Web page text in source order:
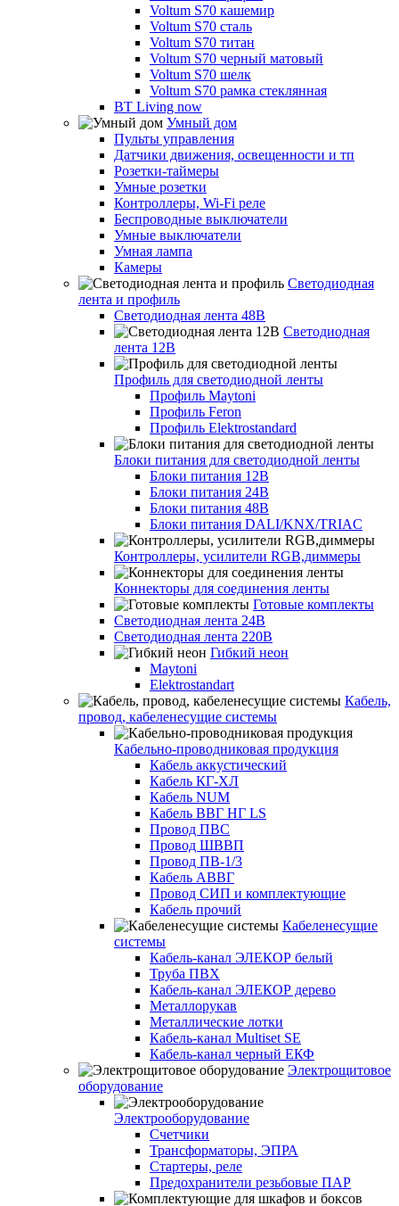
Voltum S70 кашемир
Voltum S70 сталь
Voltum S70 титан
Voltum S70 черный матовый
Voltum S70 шелк
Voltum S70 рамка стеклянная
BT Living now
Умный дом
Пульты управления
Датчики движения, освещенности и тп
Розетки-таймеры
Умные розетки
Контроллеры, Wi-Fi реле
Беспроводные выключатели
Умные выключатели
Умная лампа
Камеры
Светодиодная
лента и профиль
Светодиодная лента 48В
Светодиодная
лента 12В
Профиль для светодиодной ленты
Профиль Maytoni
Профиль Feron
Профиль Elektrostandard
Блоки питания для светодиодной ленты
Блоки питания 12В
Блоки питания 24В
Блоки питания 48В
Блоки питания DALI/KNX/TRIAC
Контроллеры, усилители RGB,диммеры
Коннекторы для соединения ленты
Готовые комплекты
Светодиодная лента 24В
Светодиодная лента 220В
Гибкий неон
Maytoni
Elektrostandart
Кабель,
провод, кабеленесущие системы
Кабельно-проводниковая продукция
Кабель аккустический
Кабель КГ-ХЛ
Кабель NUM
Кабель ВВГ НГ LS
Провод ПВС
Провод ШВВП
Провод ПВ-1/3
Кабель АВВГ
Провод СИП и комплектующие
Кабель прочий
Кабеленесущие
системы
Кабель-канал ЭЛЕКОР белый
Труба ПВХ
Кабель-канал ЭЛЕКОР дерево
Металлорукав
Металлические лотки
Кабель-канал Multiset SE
Кабель-канал черный ЕКФ
Электрощитовое
оборудование
Электрооборудование
Счетчики
Трансформаторы, ЭПРА
Стартеры, реле
Предохранители резьбовые ПАР